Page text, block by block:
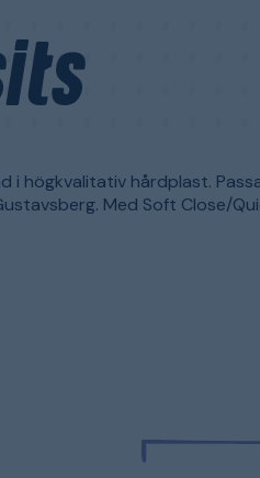
i högkvalitativ hårdplast.
Med Soft Close/